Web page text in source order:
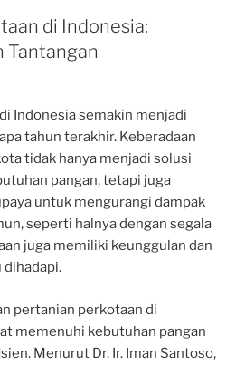
di Indonesia:
Tantangan
Indonesia semakin menjadi
tahun terakhir. Keberadaan
tidak hanya menjadi solusi
pangan, tetapi juga
untuk mengurangi dampak
seperti halnya dengan segala
juga memiliki keunggulan dan
dihadapi.
pertanian perkotaan di
memenuhi kebutuhan pangan
Menurut Dr. Ir. Iman Santoso,